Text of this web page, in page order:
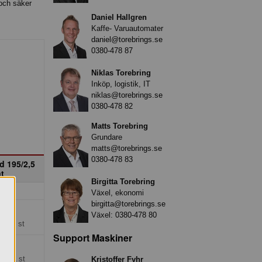
säker
195/2,5
= 1 st
12*1 st
Daniel Hallgren
Kaffe- Varuautomater
daniel@torebrings.se
0380-478 87
Niklas Torebring
Inköp, logistik, IT
niklas@torebrings.se
0380-478 82
Matts Torebring
Grundare
matts@torebrings.se
0380-478 83
Birgitta Torebring
Växel, ekonomi
birgitta@torebrings.se
Växel: 0380-478 80
Support Maskiner
Kristoffer Fyhr